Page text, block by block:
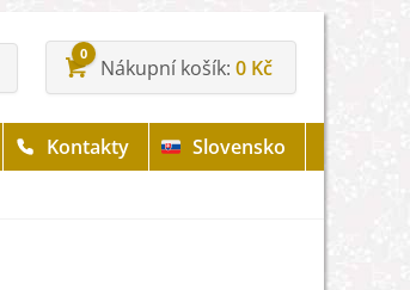
0
Nákupní košík 0 Kč
Kontakty
Slovensko